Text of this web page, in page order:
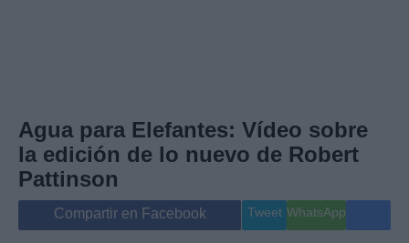
Internacional
Viajes
Gente
Musica
Agua para Elefantes: Vídeo sobre
la edición de lo nuevo de Robert
Pattinson
Compartir en Facebook Tweet WhatsApp